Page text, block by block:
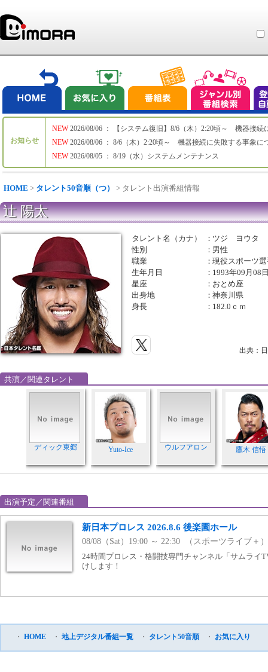
お知らせ
NEW
NEW
NEW
2026/08/06 ： 【システム復旧】8/6（木）2:20頃～ 機器接続
2026/08/06 ： 8/6（木）2:20頃～ 機器接続に失敗する事象に
2026/08/05 ： 8/19（水）システムメンテナンス
HOME > タレント50音順（つ） > タレント出演番組情報
辻 陽太
タレント名（カナ） ： ツジ ヨウタ
性別
： 男性
職業
：現役スポーツ
生年月日
： 1993年09月08
星座
： おとめ座
出身地
：神奈川県
身長
： 182.0ｃｍ
出典：
共演／関連タレント
ディック東郷 Yuto-Ice ウルフアロン 鷹木 信悟
出演予定／関連番組
新日本プロレス 2026.8.6 後楽園ホール
08/08（Sat）19:00 ～ 22:30 （スポーツライブ＋）
24時間プロレス・格闘技専門チャンネル「サムライ
けします！
・ HOME ・ 地上デジタル番組一覧 ・ タレント50音順 ・ お気に入り